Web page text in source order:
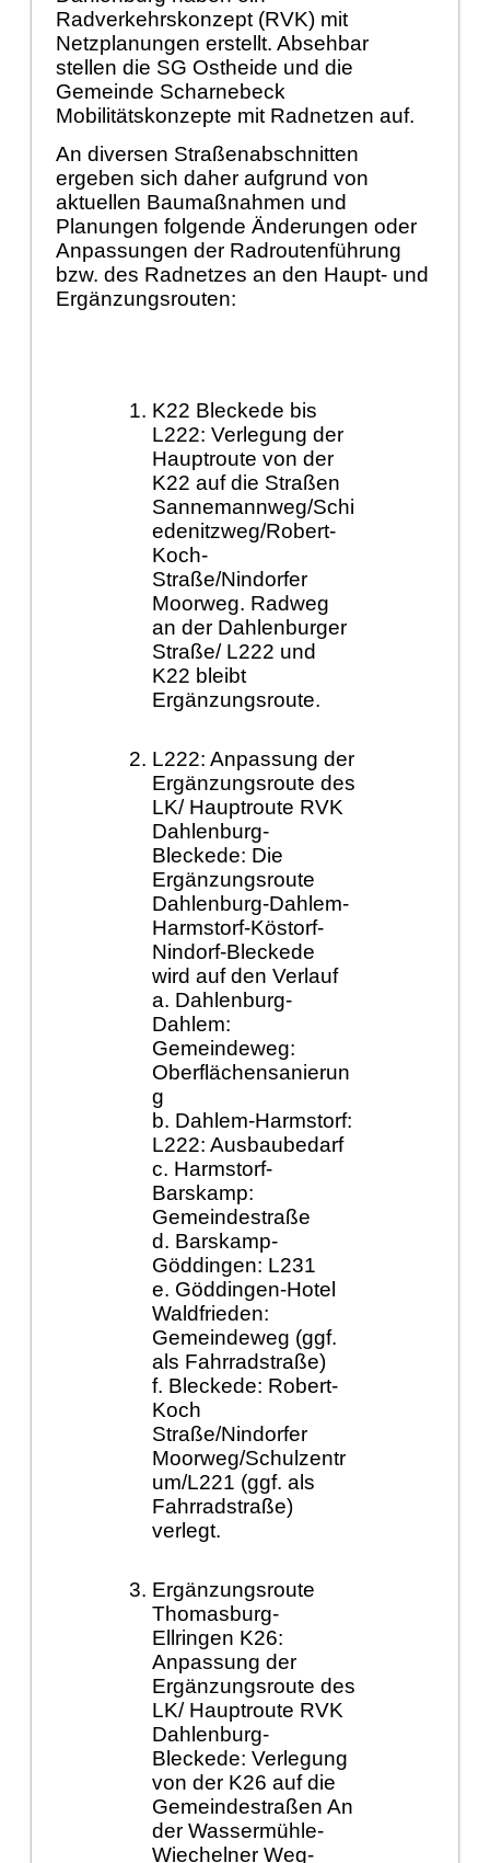
Radverkehrskonzept (RVK) mit
Netzplanungen erstellt. Absehbar
stellen die SG Ostheide und die
Gemeinde Scharnebeck
Mobilitätskonzepte mit Radnetzen auf.
An diversen Straßenabschnitten
ergeben sich daher aufgrund von
aktuellen Baumaßnahmen und
Planungen folgende Änderungen oder
Anpassungen der Radroutenführung
bzw. des Radnetzes an den Haupt- und
Ergänzungsrouten:
K22 Bleckede bis
L222: Verlegung der
Hauptroute von der
K22 auf die Straßen
Sannemannweg/Schi
edenitzweg/Robert-
Koch-
Straße/Nindorfer
Moorweg. Radweg
an der Dahlenburger
Straße/ L222 und
K22 bleibt
Ergänzungsroute.
L222: Anpassung der
Ergänzungsroute des
LK/ Hauptroute RVK
Dahlenburg-
Bleckede: Die
Ergänzungsroute
Dahlenburg-Dahlem-
Harmstorf-Köstorf-
Nindorf-Bleckede
wird auf den Verlauf
a. Dahlenburg-
Dahlem:
Gemeindeweg:
Oberflächensanierun
g
b. Dahlem-Harmstorf:
L222: Ausbaubedarf
c. Harmstorf-
Barskamp:
Gemeindestraße
d. Barskamp-
Göddingen: L231
e. Göddingen-Hotel
Waldfrieden:
Gemeindeweg (ggf.
als Fahrradstraße)
f. Bleckede: Robert-
Koch
Straße/Nindorfer
Moorweg/Schulzentr
um/L221 (ggf. als
Fahrradstraße)
verlegt.
Ergänzungsroute
Thomasburg-
Ellringen K26:
Anpassung der
Ergänzungsroute des
LK/ Hauptroute RVK
Dahlenburg-
Bleckede: Verlegung
von der K26 auf die
Gemeindestraßen An
der Wassermühle-
Wiechelner Weg-